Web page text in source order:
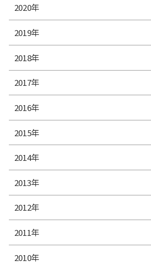
2020年
2019年
2018年
2017年
2016年
2015年
2014年
2013年
2012年
2011年
2010年